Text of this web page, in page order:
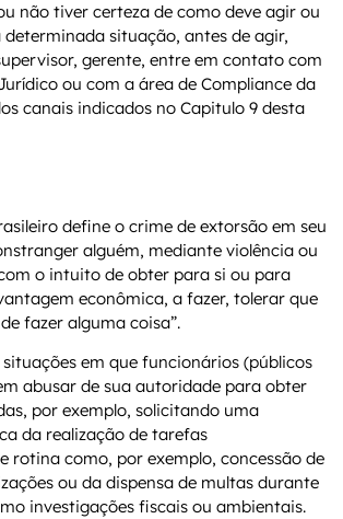
não tiver certeza de como deve agir ou
situação, antes de agir,
gerente, entre em contato com
ou com a área de Compliance da
canais indicados no Capitulo 9 desta
define o crime de extorsão em seu
alguém, mediante violência ou
o intuito de obter para si ou para
econômica, a fazer, tolerar que
fazer alguma coisa”.
em que funcionários (públicos
abusar de sua autoridade para obter
por exemplo, solicitando uma
da realização de tarefas
rotina como, por exemplo, concessão de
ou da dispensa de multas durante
investigações fiscais ou ambientais.